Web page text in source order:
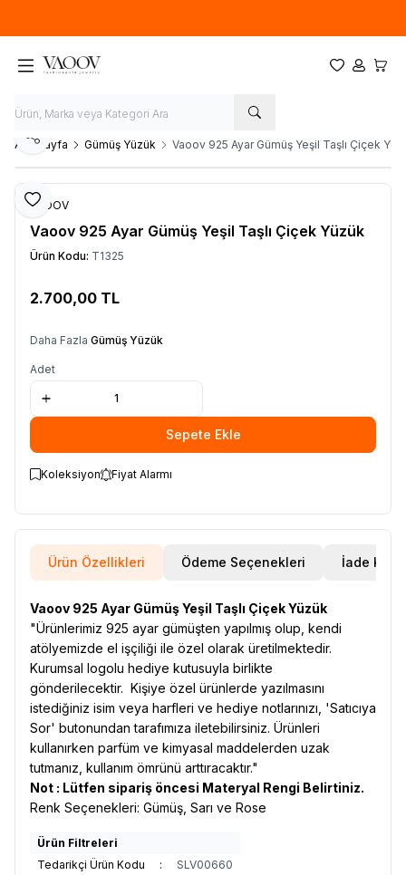
Favorilerim
Hesabım
Ana Sayfa Gümüş Yüzük Vaoov 925 Ayar Gümüş Yeşil Taşlı Çiçek
Favoriye Ekle
Paylaş
VAOOV
Vaoov 925 Ayar Gümüş Yeşil Taşlı Çiçek Yüzük
Ürün Kodu: T1325
2.700,00 TL
Daha Fazla Gümüş Yüzük
Adet
Sepete Ekle
Koleksiyon Fiyat Alarmı
Ürün Özellikleri Ödeme Seçenekleri İade
Vaoov 925 Ayar Gümüş Yeşil Taşlı Çiçek Yüzük
"Ürünlerimiz 925 ayar gümüşten yapılmış olup, kendi
atölyemizde el işçiliği ile özel olarak üretilmektedir.
Kurumsal logolu hediye kutusuyla birlikte
gönderilecektir. Kişiye özel ürünlerde yazılmasını
istediğiniz isim veya harfleri ve hediye notlarınızı, 'Satıcıya
Sor' butonundan tarafımıza iletebilirsiniz. Ürünleri
kullanırken parfüm ve kimyasal maddelerden uzak
tutmanız, kullanım ömrünü arttıracaktır."
Not : Lütfen sipariş öncesi Materyal Rengi Belirtiniz.
Renk Seçenekleri: Gümüş, Sarı ve Rose
Ürün Filtreleri
Tedarikçi Ürün Kodu
: SLV00660